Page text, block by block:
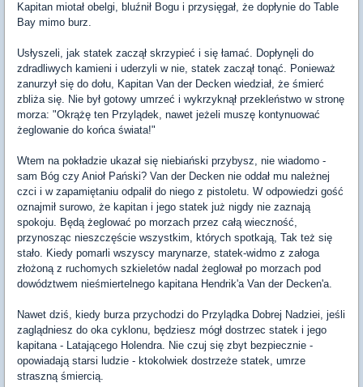
Kapitan miotał obelgi, bluźnił Bogu i przysięgał, że dopłynie do Table
Bay mimo burz.
Usłyszeli, jak statek zaczął skrzypieć i się łamać. Dopłynęli do
zdradliwych kamieni i uderzyli w nie, statek zaczął tonąć. Ponieważ
zanurzył się do dołu, Kapitan Van der Decken wiedział, że śmierć
zbliża się. Nie był gotowy umrzeć i wykrzyknął przekleństwo w stronę
morza: "Okrążę ten Przylądek, nawet jeżeli muszę kontynuować
żeglowanie do końca świata!"
Wtem na pokładzie ukazał się niebiański przybysz, nie wiadomo -
sam Bóg czy Anioł Pański? Van der Decken nie oddał mu należnej
czci i w zapamiętaniu odpalił do niego z pistoletu. W odpowiedzi gość
oznajmił surowo, że kapitan i jego statek już nigdy nie zaznają
spokoju. Będą żeglować po morzach przez całą wieczność,
przynosząc nieszczęście wszystkim, których spotkają, Tak też się
stało. Kiedy pomarli wszyscy marynarze, statek-widmo z załoga
złożoną z ruchomych szkieletów nadal żeglował po morzach pod
dowództwem nieśmiertelnego kapitana Hendrik'a Van der Decken'a.
Nawet dziś, kiedy burza przychodzi do Przylądka Dobrej Nadziei, jeśli
zaglądniesz do oka cyklonu, będziesz mógł dostrzec statek i jego
kapitana - Latającego Holendra. Nie czuj się zbyt bezpiecznie -
opowiadają starsi ludzie - ktokolwiek dostrzeże statek, umrze
straszną śmiercią.